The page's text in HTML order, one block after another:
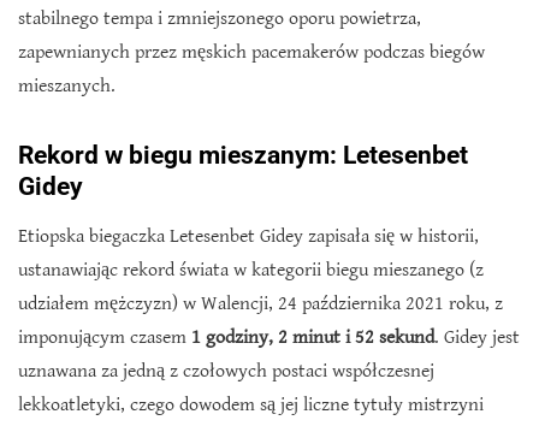
stabilnego tempa i zmniejszonego oporu powietrza,
zapewnianych przez męskich pacemakerów podczas biegów
mieszanych.
Rekord w biegu mieszanym: Letesenbet
Gidey
Etiopska biegaczka Letesenbet Gidey zapisała się w historii,
ustanawiając rekord świata w kategorii biegu mieszanego (z
udziałem mężczyzn) w Walencji, 24 października 2021 roku, z
imponującym czasem 1 godziny, 2 minut i 52 sekund. Gidey jest
uznawana za jedną z czołowych postaci współczesnej
lekkoatletyki, czego dowodem są jej liczne tytuły mistrzyni